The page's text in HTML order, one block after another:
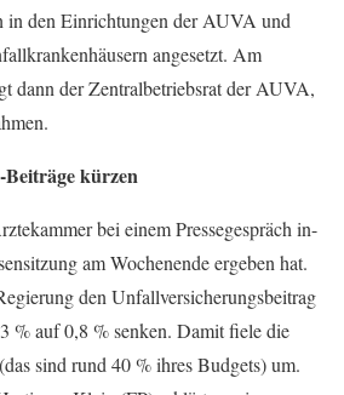
in den Einrichtungen der AUVA und
angesetzt. Am
dann der Zentralbetriebsrat der AUVA,
kürzen
bei einem Pressegespräch in-
am Wochenende ergeben hat.
den Unfallversicherungsbeitrag
% auf 0,8 % senken. Damit fiele die
sind rund 40 % ihres Budgets) um.